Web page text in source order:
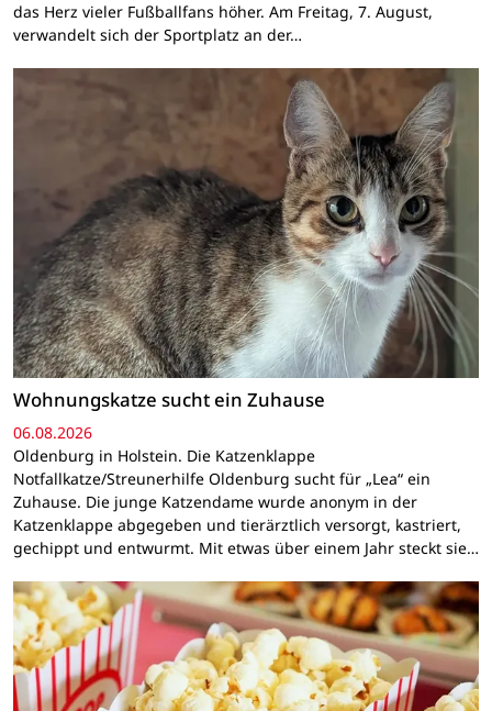
das Herz vieler Fußballfans höher. Am Freitag, 7. August,
verwandelt sich der Sportplatz an der…
Wohnungskatze sucht ein Zuhause
06.08.2026
Oldenburg in Holstein. Die Katzenklappe
Notfallkatze/Streunerhilfe Oldenburg sucht für „Lea“ ein
Zuhause. Die junge Katzendame wurde anonym in der
Katzenklappe abgegeben und tierärztlich versorgt, kastriert,
gechippt und entwurmt. Mit etwas über einem Jahr steckt sie…